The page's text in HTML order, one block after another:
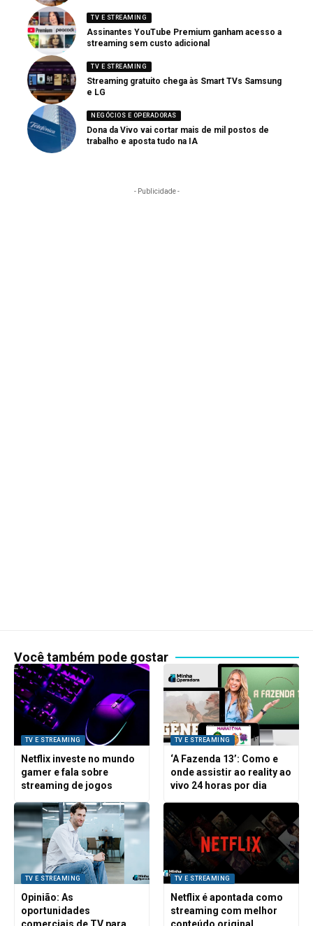
TV E STREAMING
Assinantes YouTube Premium ganham acesso a
streaming sem custo adicional
TV E STREAMING
Streaming gratuito chega às Smart TVs Samsung
e LG
NEGÓCIOS E OPERADORAS
Dona da Vivo vai cortar mais de mil postos de
trabalho e aposta tudo na IA
- Publicidade -
Você também pode gostar
TV E STREAMING
Netflix investe no mundo
gamer e fala sobre
streaming de jogos
TV E STREAMING
‘A Fazenda 13’: Como e
onde assistir ao reality ao
vivo 24 horas por dia
TV E STREAMING
Opinião: As
oportunidades
comerciais de TV para
TV E STREAMING
Netflix é apontada como
streaming com melhor
conteúdo original